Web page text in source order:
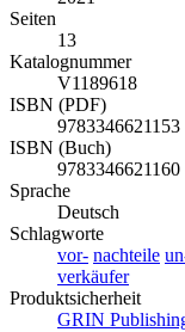
Seiten
13
Katalognummer
V1189618
ISBN (PDF)
9783346621153
ISBN (Buch)
9783346621160
Sprache
Deutsch
Schlagworte
vor- nachteile
verkäufer
Produktsicherheit
GRIN